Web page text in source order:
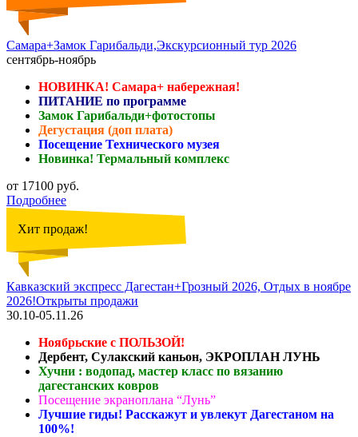
Самара+Замок Гарибальди,Экскурсионный тур 2026
сентябрь-ноябрь
НОВИНКА! Самара+ набережная!
ПИТАНИЕ по программе
Замок Гарибальди+фотостопы
Дегустация (доп плата)
Посещение Технического музея
Новинка! Термальный комплекс
от 17100 руб.
Подробнее
Хит продаж!
Кавказский экспресс Дагестан+Грозный 2026, Отдых в ноябре
2026!Открыты продажи
30.10-05.11.26
Ноябрьские с ПОЛЬЗОЙ!
Дербент, Сулакский каньон, ЭКРОПЛАН ЛУНЬ
Хучни : водопад, мастер класс по вязанию
дагестанских ковров
Посещение экраноплана “Лунь”
Лучшие гиды! Расскажут и увлекут Дагестаном на
100%!